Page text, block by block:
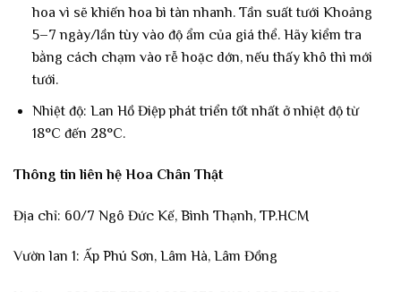
hoa vì sẽ khiến hoa bì tàn nhanh. Tần suất tưới Khoảng
5–7 ngày/lần tùy vào độ ẩm của giá thể. Hãy kiểm tra
bằng cách chạm vào rễ hoặc dớn, nếu thấy khô thì mới
tưới.
Nhiệt độ: Lan Hồ Điệp phát triển tốt nhất ở nhiệt độ từ
18°C đến 28°C.
Thông tin liên hệ Hoa Chân Thật
Địa chỉ: 60/7 Ngô Đức Kế, Bình Thạnh, TP.HCM
Vườn lan 1: Ấp Phú Sơn, Lâm Hà, Lâm Đồng